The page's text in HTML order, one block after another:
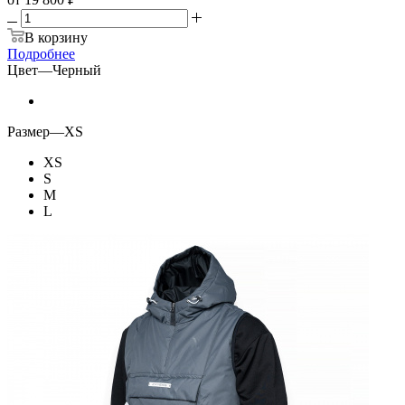
В корзину
Подробнее
Цвет—Черный
Размер—XS
XS
S
M
L